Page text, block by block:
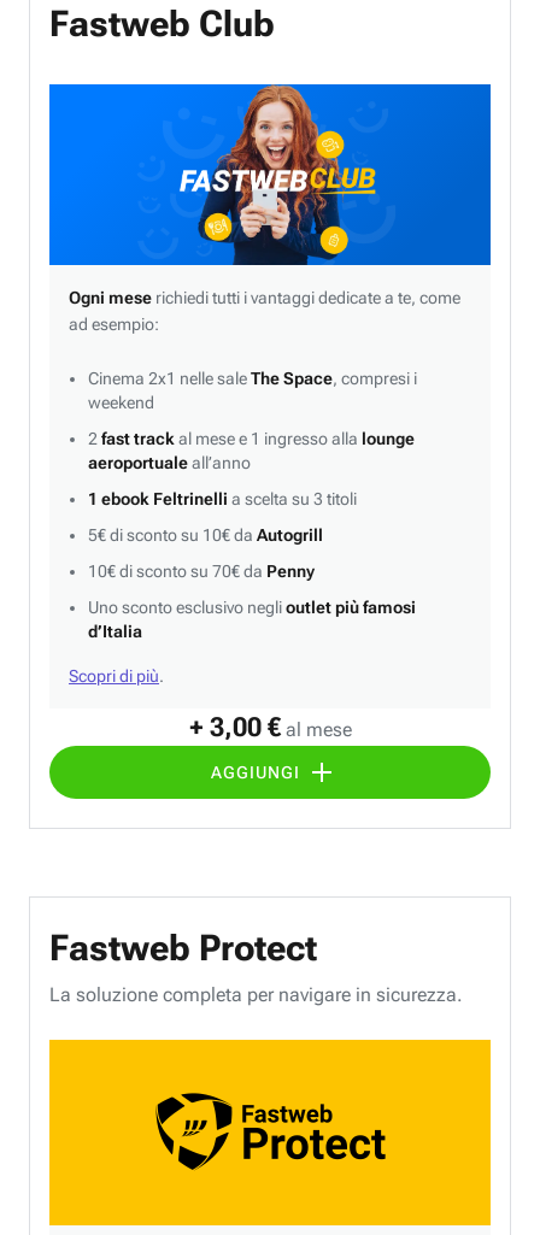
Fastweb Club
+ 3,00 € al mese
AGGIUNGI
Ogni mese richiedi tutti i vantaggi dedicate a te, come
ad esempio:
Cinema 2x1 nelle saleThe Space, compresi i
weekend
2 fast track al mese e 1 ingresso alla lounge
aeroportualeall’anno
1 ebook Feltrinelli a scelta su 3 titoli
5€ di sconto su 10€ da Autogrill
10€ di sconto su 70€ da Penny
Uno sconto esclusivo neglioutlet più famosi
d’Italia
Scopri di più.
Fastweb Protect
La soluzione completa per navigare in sicurezza.